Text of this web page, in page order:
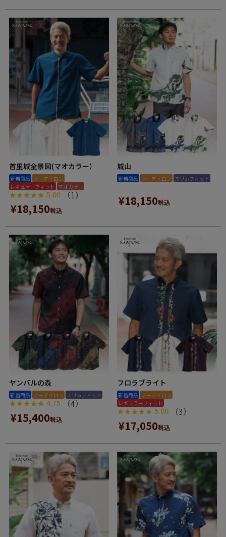
首里城全景図(マオカラー）
新着商品 ノーアイロン
レギュラーフィット マオカラー
5.00 （1）
¥18,150税込
城山
新着商品 ノーアイロン スリムフィット
¥18,150税込
ヤンバルの森
新着商品 ノーアイロン スリムフィット
4.75 （4）
¥15,400税込
フロラブライト
新着商品 ノーアイロン
レギュラーフィット
5.00 （3）
¥17,050税込